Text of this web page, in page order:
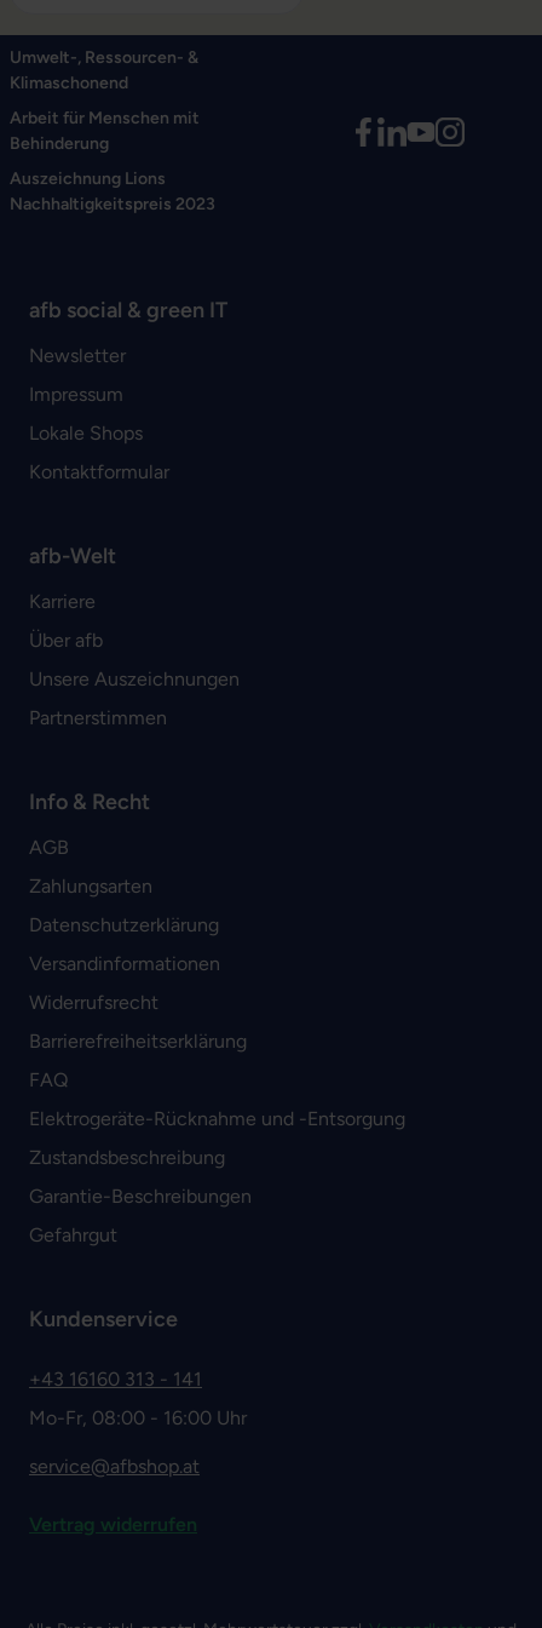
Umwelt-, Ressourcen- &
Klimaschonend
Arbeit für Menschen mit
Behinderung
Auszeichnung Lions
Nachhaltigkeitspreis 2023
afb social & green IT
Newsletter
Impressum
Lokale Shops
Kontaktformular
afb-Welt
Karriere
Über afb
Unsere Auszeichnungen
Partnerstimmen
Info & Recht
AGB
Zahlungsarten
Datenschutzerklärung
Versandinformationen
Widerrufsrecht
Barrierefreiheitserklärung
FAQ
Elektrogeräte-Rücknahme und -Entsorgung
Zustandsbeschreibung
Garantie-Beschreibungen
Gefahrgut
Kundenservice
+43 16160 313 - 141
Mo-Fr, 08:00 - 16:00 Uhr
service@afbshop.at
Vertrag widerrufen